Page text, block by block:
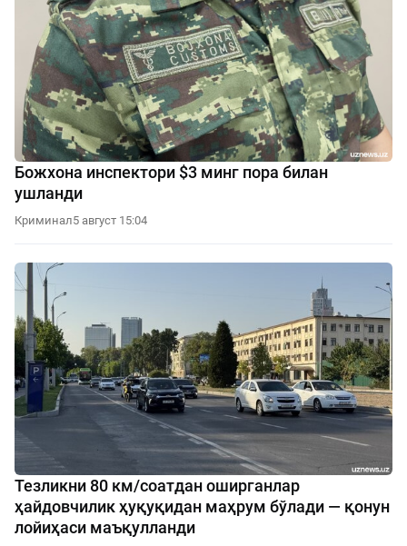
Божхона инспектори $3 минг пора билан
ушланди
Криминал5 август 15:04
Тезликни 80 км/соатдан оширганлар
ҳайдовчилик ҳуқуқидан маҳрум бўлади — қонун
лойиҳаси маъқулланди